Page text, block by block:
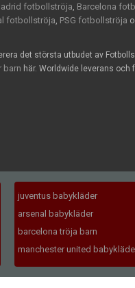
fotbollströja Barcelona
fotbollströja PSG fotbollströja
det största utbudet av
barn här. Worldwide leverans och
juventus babykläder
arsenal babykläder
barcelona tröja barn
manchester united